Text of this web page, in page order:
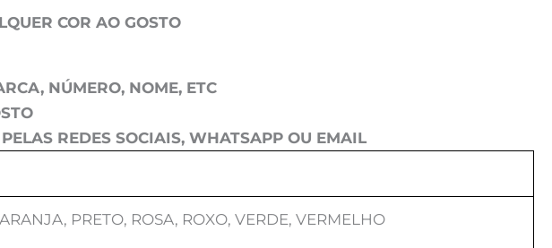
COR AO GOSTO
NÚMERO, NOME, ETC
REDES SOCIAIS, WHATSAPP OU EMAIL
PRETO, ROSA, ROXO, VERDE, VERMELHO